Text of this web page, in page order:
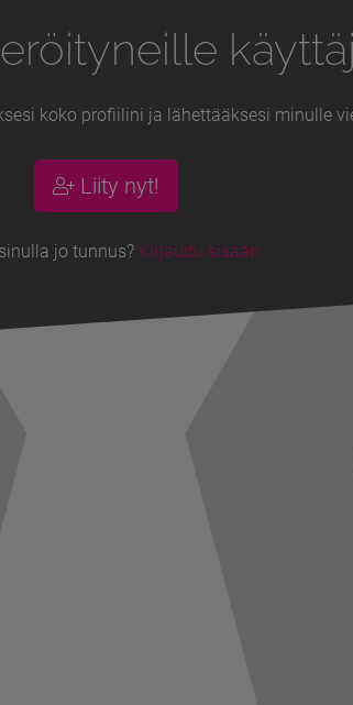
koko profiilini ja lähettääksesi minulle
Liity nyt!
jo tunnus? Kirjaudu sisään